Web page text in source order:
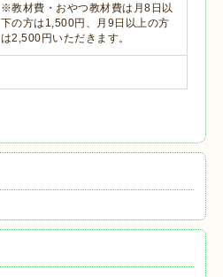
※教材費・おやつ教材費は月8日以
下の方は1,500円、月9日以上の方
は2,500円いただきます。